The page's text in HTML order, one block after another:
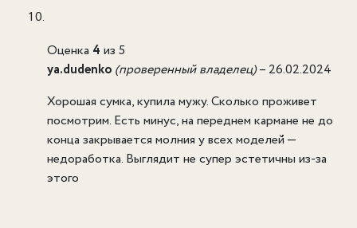
Оценка 4 из 5
ya.dudenko (проверенный владелец)– 26.02.2024
Хорошая сумка, купила мужу. Сколько проживет
посмотрим. Есть минус, на переднем кармане не до
конца закрывается молния у всех моделей —
недоработка. Выглядит не супер эстетичны из-за
этого